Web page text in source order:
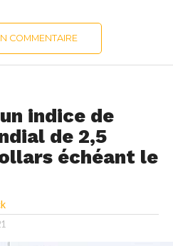
COMMENTAIRE
indice de
de 2,5
échéant le